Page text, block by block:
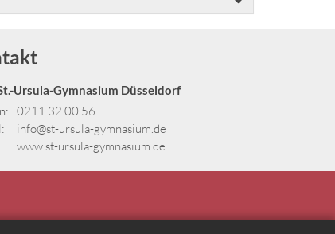
Ursula-Gymnasium Düsseldorf
0211 32 00 56
info@st-ursula-gymnasium.de
www.st-ursula-gymnasium.de